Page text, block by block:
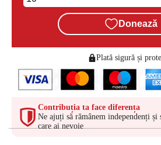
Donează
Plată sigură și
Contribuția ta face diferența
Ne ajuți să rămânem independenți
care ai nevoie